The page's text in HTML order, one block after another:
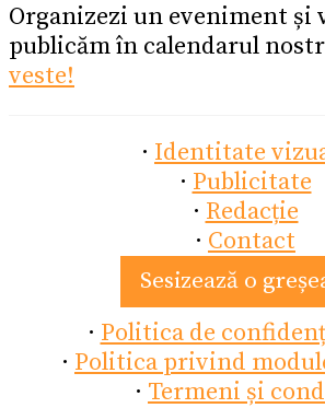
Organizezi un eveniment și
publicăm în calendarul
veste!
· Identitate
· Publicitate
· Redacție
· Contact
Sesizează o
· Politica de
· Politica privind
· Termeni și